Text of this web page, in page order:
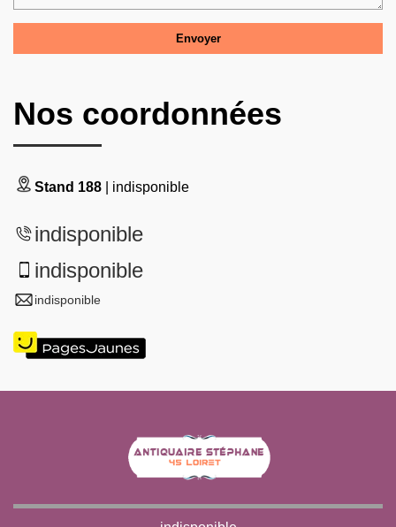
Nos coordonnées
Stand 188 | indisponible
indisponible
indisponible
indisponible